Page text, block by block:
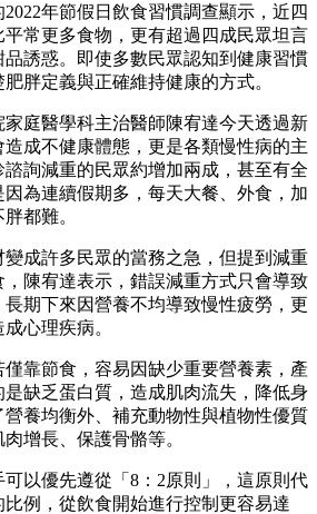
年節假日飲食習慣調查顯示，近四
常更多食物，更有超過四成民眾坦言
誘惑。即使多數民眾認知到健康習慣
胖定義與正確維持健康的方式。
庭醫學科主治醫師陳宥達今天透過新
成不健康體態，更是各類慢性病的主
詢減重的民眾約增加兩成，甚至有全
為連續假期多，每天大餐、外食，加
都難。
成許多民眾的當務之急，但提到減重
陳宥達表示，錯誤減重方式只會導致
期下來因營養不均導致慢性疲勞，更
心理疾病。
靠節食，容易因缺少重要營養素，產
缺乏蛋白質，造成肌肉流失，降低身
養均衡外、補充動物性與植物性優質
增長、保護骨骼等。
以優先遵從「8：2原則」，這原則代
例，從飲食開始進行控制更容易達